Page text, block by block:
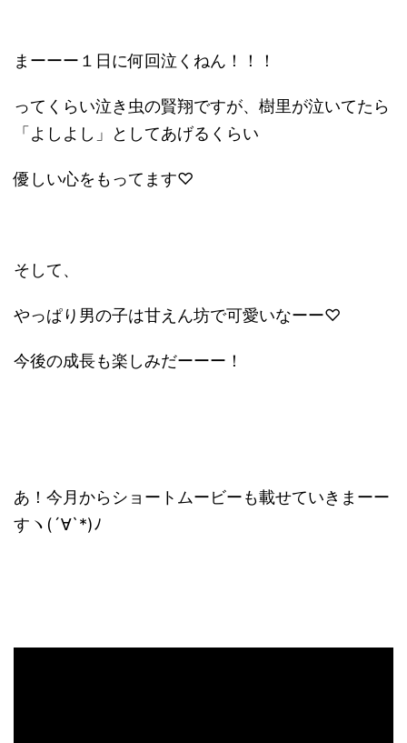
まーーー１日に何回泣くねん！！！
ってくらい泣き虫の賢翔ですが、樹里が泣いてたら
「よしよし」としてあげるくらい
優しい心をもってます♡
そして、
やっぱり男の子は甘えん坊で可愛いなーー♡
今後の成長も楽しみだーーー！
あ！今月からショートムービーも載せていきまーー
すヽ(´∀`*)ﾉ